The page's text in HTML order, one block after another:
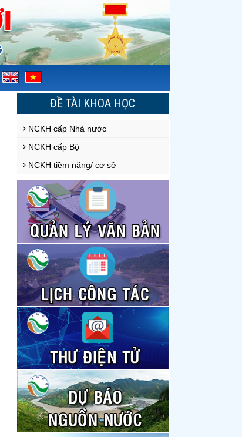
ĐỀ TÀI KHOA HỌC
NCKH cấp Nhà nước
NCKH cấp Bộ
NCKH tiềm năng/ cơ sở